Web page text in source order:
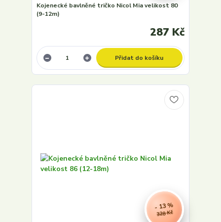
Kojenecké bavlněné tričko Nicol Mia velikost 80
(9-12m)
287 Kč
Přidat do košíku
328 Kč
- 13 %